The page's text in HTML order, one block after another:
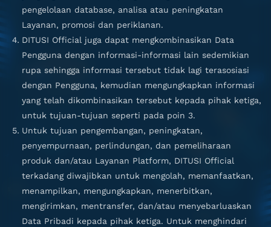
pengelolaan database, analisa atau peningkatan
Layanan, promosi dan periklanan.
DITUSI Official juga dapat mengkombinasikan Data
Pengguna dengan informasi-informasi lain sedemikian
rupa sehingga informasi tersebut tidak lagi terasosiasi
dengan Pengguna, kemudian mengungkapkan informasi
yang telah dikombinasikan tersebut kepada pihak ketiga,
untuk tujuan-tujuan seperti pada poin 3.
Untuk tujuan pengembangan, peningkatan,
penyempurnaan, perlindungan, dan pemeliharaan
produk dan/atau Layanan Platform, DITUSI Official
terkadang diwajibkan untuk mengolah, memanfaatkan,
menampilkan, mengungkapkan, menerbitkan,
mengirimkan, mentransfer, dan/atau menyebarluaskan
Data Pribadi kepada pihak ketiga. Untuk menghindari